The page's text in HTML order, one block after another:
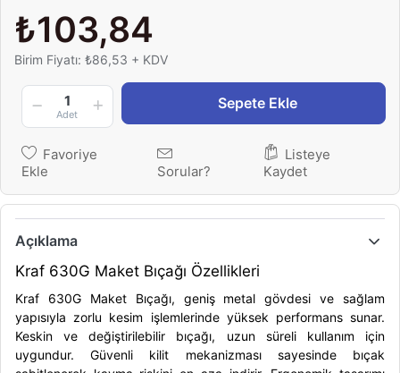
₺103,84
Birim Fiyatı: ₺86,53 + KDV
1
Adet
Sepete Ekle
Favoriye
Ekle
Sorular?
Listeye
Kaydet
Açıklama
Kraf 630G Maket Bıçağı Özellikleri
Kraf 630G Maket Bıçağı, geniş metal gövdesi ve sağlam
yapısıyla zorlu kesim işlemlerinde yüksek performans sunar.
Keskin ve değiştirilebilir bıçağı, uzun süreli kullanım için
uygundur. Güvenli kilit mekanizması sayesinde bıçak